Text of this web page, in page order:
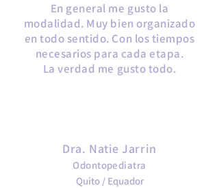
En general me gusto la
modalidad. Muy bien organizado
en todo sentido. Con los tiempos
necesarios para cada etapa.
La verdad me gusto todo.
Dra. Natie Jarrin
Odontopediatra
Quito / Equador